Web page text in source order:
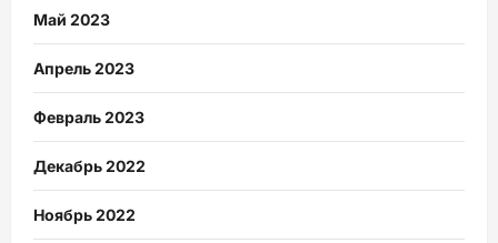
Май 2023
Апрель 2023
Февраль 2023
Декабрь 2022
Ноябрь 2022